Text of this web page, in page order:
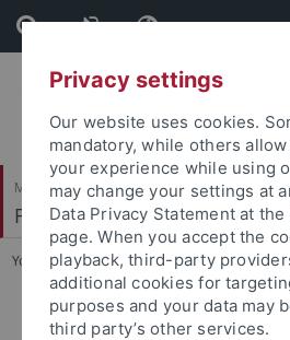
Skip
to
content
Skip
to
footer
Mathematisch-Naturwissenschaftliche
Fachbereich Chemie
You are here: Startseite ...
Prüfungsordnungen
Privacy settings
Our website uses cookies.
mandatory, while others
your experience while using
may change your settings at
Data Privacy Statement at
page. When you accept the
playback, third-party
additional cookies for
purposes and your data may
third party’s other services.